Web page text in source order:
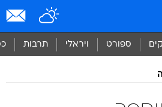
ספורט ויראלי תרבות